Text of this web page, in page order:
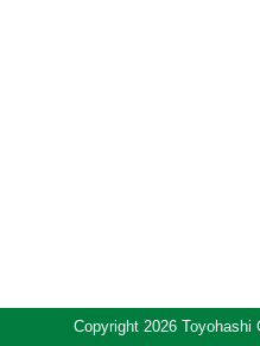
Copyright 2026 Toyohashi